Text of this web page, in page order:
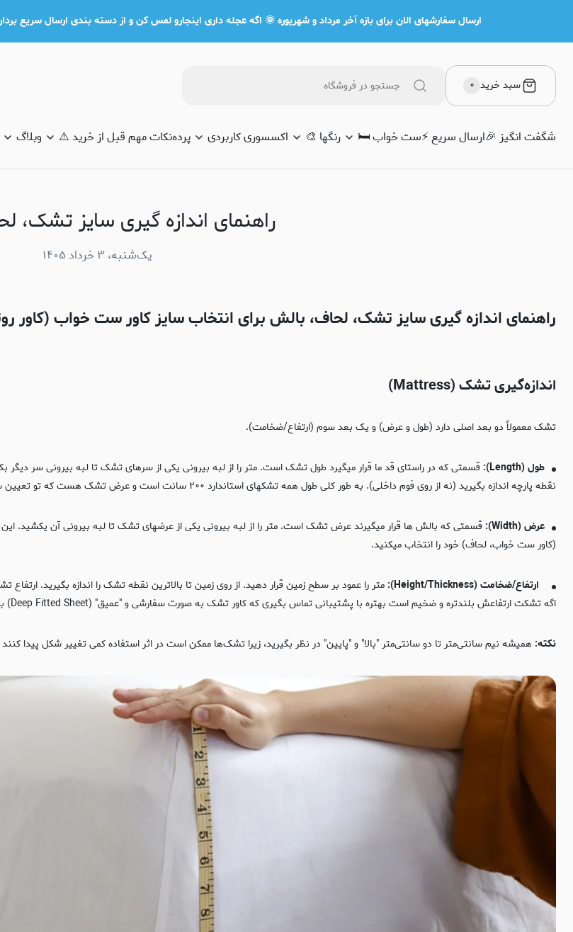
ارسال سفارشهای الان برای بازه آخر مرداد و شهریوره 🌞 اگه عجله داری اینجارو لمس کن و از دسته بندی ارسال سریع بردار 📦
سبد خرید ۰
شگفت انگیز 🎉ارسال سریع ⚡️ست خواب 🛏️ رنگها 🎨 اکسسوری کاربردی پردهنکات مهم قبل از خرید ⚠️ وبلاگ
راهنمای اندازه گیری سایز تشک،
یک‌شنبه، ۳ خرداد ۱۴۰۵
راهنمای اندازه گیری سایز تشک، لحاف، بالش برای انتخاب سایز کاور ست خواب (کاور
اندازه‌گیری تشک (Mattress)
تشک معمولاً دو بعد اصلی دارد (طول و عرض) و یک بعد سوم (ارتفاع/ضخامت).
طول (Length):
قسمتی که در راستای قد ما قرار میگیرد طول تشک است. متر را از لبه بیرونی یکی از سرهای تشک تا لبه بیرونی سر
نقطه پارچه اندازه بگیرید (نه از روی فوم داخلی). به طور کلی طول همه تشکهای استاندارد ۲۰۰ سانت است و عرض تشک هست که تو تعیین ست خواب و روتختی مهم است
عرض (Width):
(کاور ست خواب، لحاف) خود را انتخاب میکنید.
ارتفاع/ضخامت (Height/Thickness):
اگه تشکت ارتفاعش بلندتره و ضخیم است بهتره با پشتیبانی تماس بگیری که کاور تشک به صورت سفارشی و "عمیق" (Deep Fitted Sheet) براش ساخته شه.
نکته: همیشه نیم سانتی‌متر تا دو سانتی‌متر "بالا" و "پایین" در نظر بگیرید، زیرا تشک‌ها ممکن است در اثر استفاده کمی تغییر شکل پیدا